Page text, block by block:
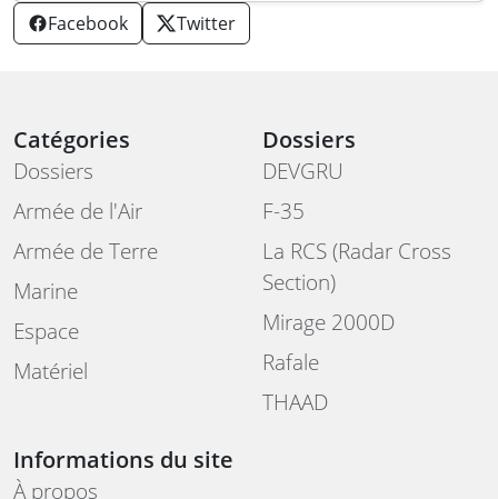
Facebook Twitter
Catégories
Dossiers
Armée de l'Air
Armée de Terre
Marine
Espace
Matériel
Dossiers
DEVGRU
F-35
La RCS (Radar Cross
Section)
Mirage 2000D
Rafale
THAAD
Informations du site
À propos